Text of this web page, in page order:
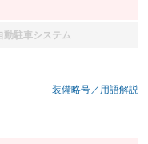
動駐車システム
装備なし
装備略号／用語解説